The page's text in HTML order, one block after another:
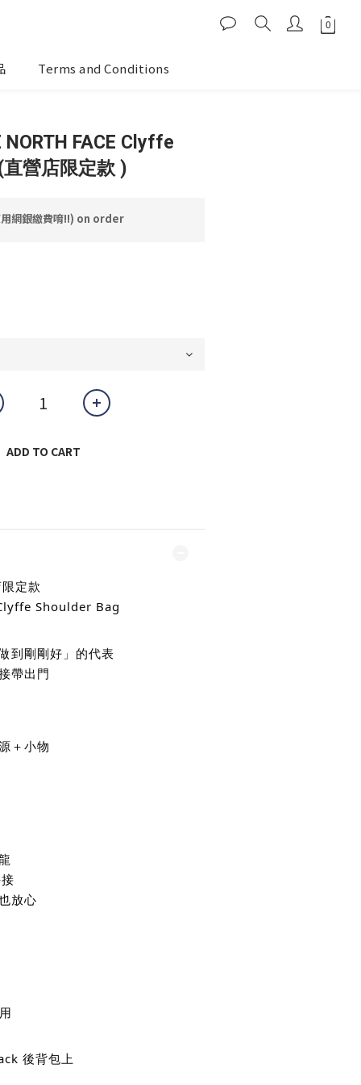
Terms and Conditions
FACE Clyffe
營店限定款 )
網銀繳費唷!!) on order
ADD TO CART
定款
Shoulder Bag
到剛剛好」的代表
帶出門
＋小物
放心
後背包上